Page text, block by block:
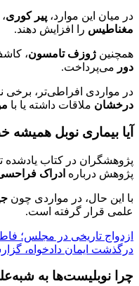
در میان این موارد، پیر کوری
مغناطیس را افزایش دهند.
همچنین ژوزف تامسون،
دور می‌پرداخت.
در مواردی افراطی‌تر، برخی
درخشان ملاقات داشته یا با
آیا بیماری نوبل
پژوهشگران در کتاب یادشده
پژوهش درباره ادراک
با این حال، در مواردی چون
علمی قرار گرفته است.
ازدواج تاریخی در مجلس؛
درگذشت ایمان دادخواه،
چرا نوبلیست‌ها به